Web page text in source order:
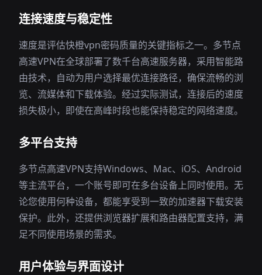
连接速度与稳定性
速度是评估快橙vpn密码质量的关键指标之一。多节点
高速VPN在全球部署了数千台高速服务器，采用智能路
由技术，自动为用户选择最优连接路径，确保流畅的浏
览、流媒体和下载体验。经过实际测试，连接后的速度
损失极小，即使在高峰时段也能保持稳定的网络速度。
多平台支持
多节点高速VPN支持Windows、Mac、iOS、Android
等主流平台，一个账号即可在多台设备上同时使用。无
论您使用何种设备，都能享受到一致的加速器下载安装
保护。此外，还提供浏览器扩展和路由器配置支持，满
足不同使用场景的需求。
用户体验与界面设计